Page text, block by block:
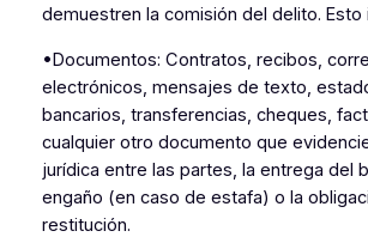
demuestren la comisión del delito. Esto
•Documentos: Contratos, recibos,
electrónicos, mensajes de texto,
bancarios, transferencias, cheques,
cualquier otro documento que
jurídica entre las partes, la entrega del
engaño (en caso de estafa) o la
restitución.